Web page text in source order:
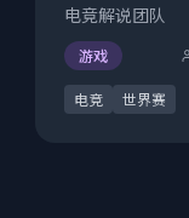
电竞解说团队
游戏
电竞 世界赛